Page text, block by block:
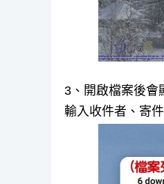
3、開啟檔案後會
輸入收件者、寄